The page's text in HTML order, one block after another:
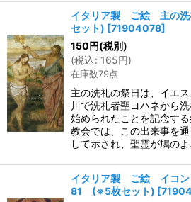
イタリア製 ご絵 主の
セット) [71904078]
150円(税別)
(税込: 165円)
在庫数79点
主の洗礼の祭日は、イエ
川で洗礼者聖ヨハネから
始められたことを記念す
教会では、この出来事を
して示され、聖霊が鳩の
イタリア製 ご絵 イコ
81 (※5枚セット) [